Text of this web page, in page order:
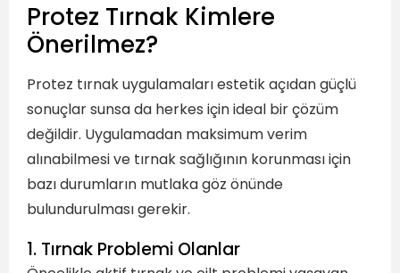
Protez Tırnak Kimlere
Önerilmez?
Protez tırnak uygulamaları estetik açıdan güçlü
sonuçlar sunsa da herkes için ideal bir çözüm
değildir. Uygulamadan maksimum verim
alınabilmesi ve tırnak sağlığının korunması için
bazı durumların mutlaka göz önünde
bulundurulması gerekir.
1. Tırnak Problemi Olanlar